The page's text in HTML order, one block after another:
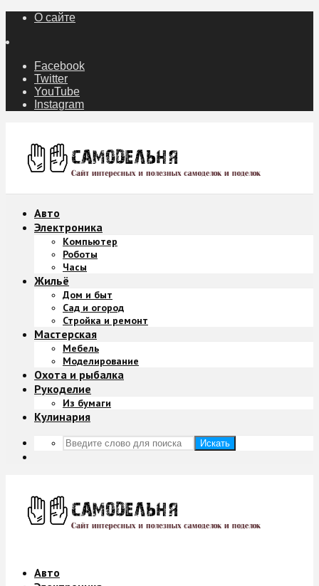
О сайте
Facebook
Twitter
YouTube
Instagram
Авто
Электроника
Компьютер
Роботы
Часы
Жильё
Дом и быт
Сад и огород
Стройка и ремонт
Мастерская
Мебель
Моделирование
Охота и рыбалка
Рукоделие
Из бумаги
Кулинария
Искать
Авто